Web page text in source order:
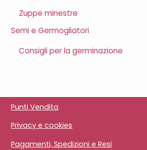
Zuppe minestre
Semi e Germogliatori
Consigli per la germinazione
Punti Vendita
Privacy e cookies
Pagamenti, Spedizioni e Resi